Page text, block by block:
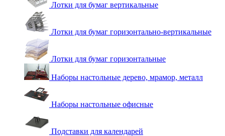
Лотки для бумаг вертикальные
Лотки для бумаг горизонтально-вертикальные
Лотки для бумаг горизонтальные
Наборы настольные дерево, мрамор, металл
Наборы настольные офисные
Подставки для календарей